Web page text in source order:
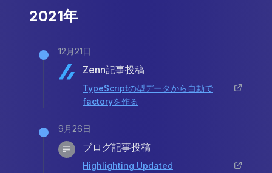
2021年
12月21日
Zenn記事投稿
TypeScriptの型データから自動で
factoryを作る
9月26日
ブログ記事投稿
Highlighting Updated